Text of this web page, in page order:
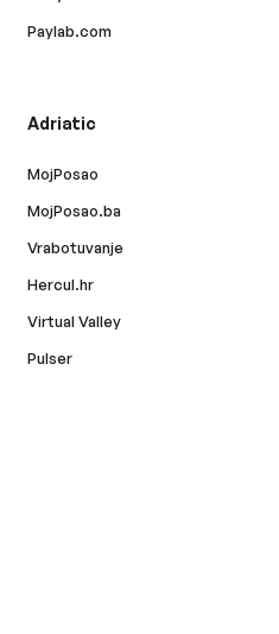
Paylab.com
Adriatic
MojPosao
MojPosao.ba
Vrabotuvanje
Hercul.hr
Virtual Valley
Pulser